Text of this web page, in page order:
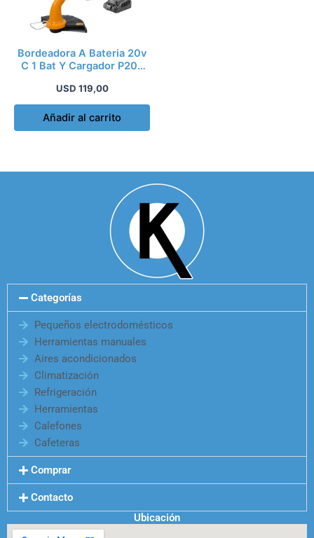
Bordeadora A Bateria 20v
C 1 Bat Y Cargador P20s
USD 119,00
Añadir al carrito
Categorías
Pequeños electrodomésticos
Herramientas manuales
Aires acondicionados
Climatización
Refrigeración
Herramientas
Calefones
Cafeteras
Comprar
Contacto
Ubicación